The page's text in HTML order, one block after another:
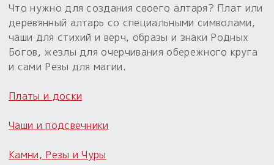
Что нужно для создания своего алтаря? Плат или
деревянный алтарь со специальными символами,
чаши для стихий и верч, образы и знаки Родных
Богов, жезлы для очерчивания обережного круга
и сами Резы для магии.
Платы и доски
Чаши и подсвечники
Камни, Резы и Чуры